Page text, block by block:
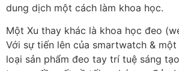
dung dịch một cách làm khoa học.
Một Xu thay khác là khoa học đeo
Với sự tiến lên của smartwatch &
loại sản phẩm đeo tay trí tuệ sáng